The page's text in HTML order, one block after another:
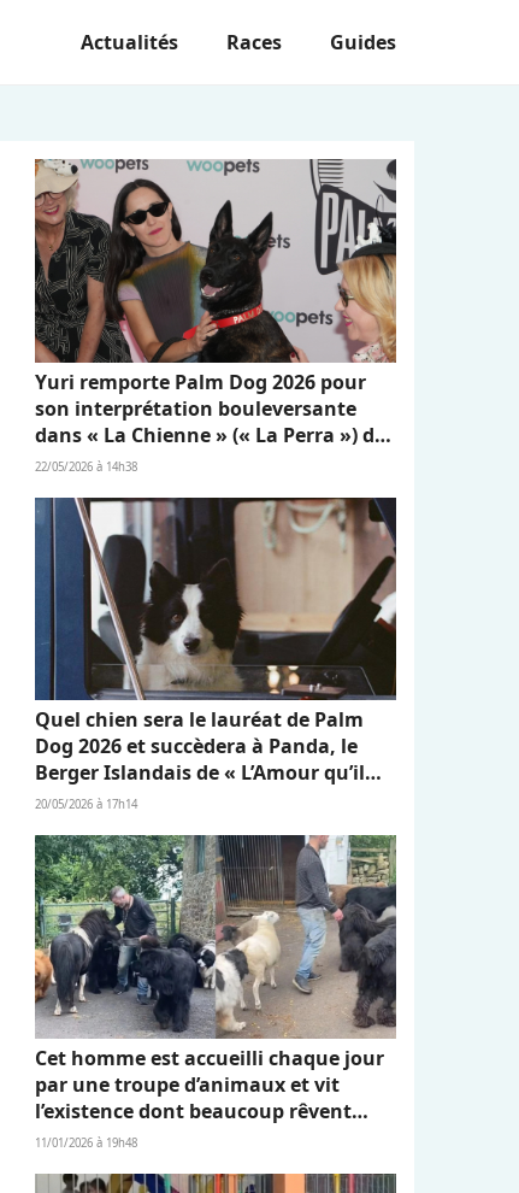
Actualités Races Guides
Yuri remporte Palm Dog 2026 pour
son interprétation bouleversante
dans « La Chienne » (« La Perra ») de
Dominga Sotomayor
22/05/2026 à 14h38
Quel chien sera le lauréat de Palm
Dog 2026 et succèdera à Panda, le
Berger Islandais de « L’Amour qu’il
nous reste » ?
20/05/2026 à 17h14
Cet homme est accueilli chaque jour
par une troupe d’animaux et vit
l’existence dont beaucoup rêvent
(vidéo)
11/01/2026 à 19h48